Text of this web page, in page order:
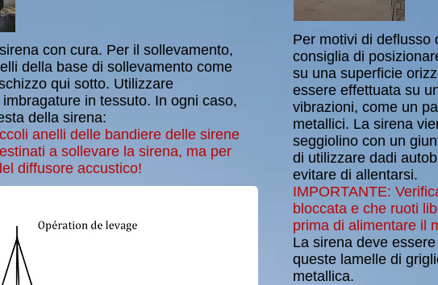
con cura. Per il sollevamento,
della base di sollevamento come
qui sotto. Utilizzare
in tessuto. In ogni caso,
della sirena:
anelli delle bandiere delle sirene
a sollevare la sirena, ma per
diffusore accustico!
Per motivi di deflusso
consiglia di
su una superficie
essere effettuata su
vibrazioni, come un
metallici. La sirena
seggiolino con un
di utilizzare dadi
evitare di allentarsi.
IMPORTANTE:
bloccata e che ruoti
prima di alimentare il
La sirena deve
queste lamelle di
metallica.